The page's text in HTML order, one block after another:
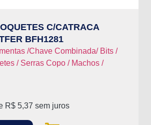
C/CATRACA
BFH1281
/Chave Combinada/ Bits /
/ Serras Copo / Machos /
R$ 5,37 sem juros